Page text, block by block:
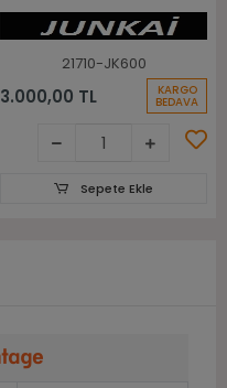
21710-JK600
3.000,00 TL KARGO
BEDAVA
Sepete Ekle